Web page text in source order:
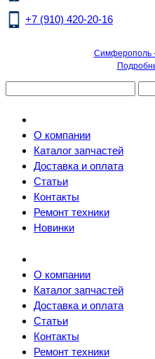
+7 (910) 420-20-16
Симферополь
О компании
Каталог запчастей
Доставка и оплата
Статьи
Контакты
Ремонт техники
Новинки
О компании
Каталог запчастей
Доставка и оплата
Статьи
Контакты
Ремонт техники